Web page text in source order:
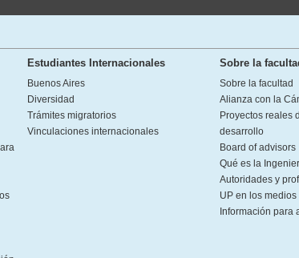
Estudiantes Internacionales
Buenos Aires
Diversidad
Trámites migratorios
Vinculaciones internacionales
Sobre la
Sobre la facultad
Alianza con la
Proyectos reales
desarrollo
Board of advisors
Qué es la
Autoridades y
UP en los medios
Información para